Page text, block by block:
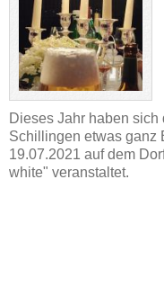
Dieses Jahr haben
Schillingen etwas ganz
19.07.2021 auf dem
white" veranstaltet.